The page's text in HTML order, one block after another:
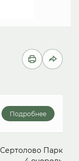
Подробнее
Сертолово Парк